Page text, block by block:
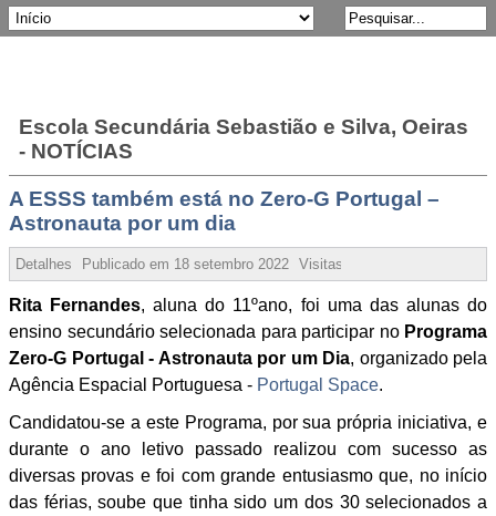
Escola Secundária Sebastião e Silva, Oeiras
- NOTÍCIAS
A ESSS também está no Zero-G Portugal –
Astronauta por um dia
Detalhes Publicado em 18 setembro 2022 Visitas:
Rita Fernandes, aluna do 11ºano, foi uma das alunas do
ensino secundário selecionada para participar no Programa
Zero-G Portugal - Astronauta por um Dia, organizado pela
Agência Espacial Portuguesa - Portugal Space.
Candidatou-se a este Programa, por sua própria iniciativa, e
durante o ano letivo passado realizou com sucesso as
diversas provas e foi com grande entusiasmo que, no início
das férias, soube que tinha sido um dos 30 selecionados a